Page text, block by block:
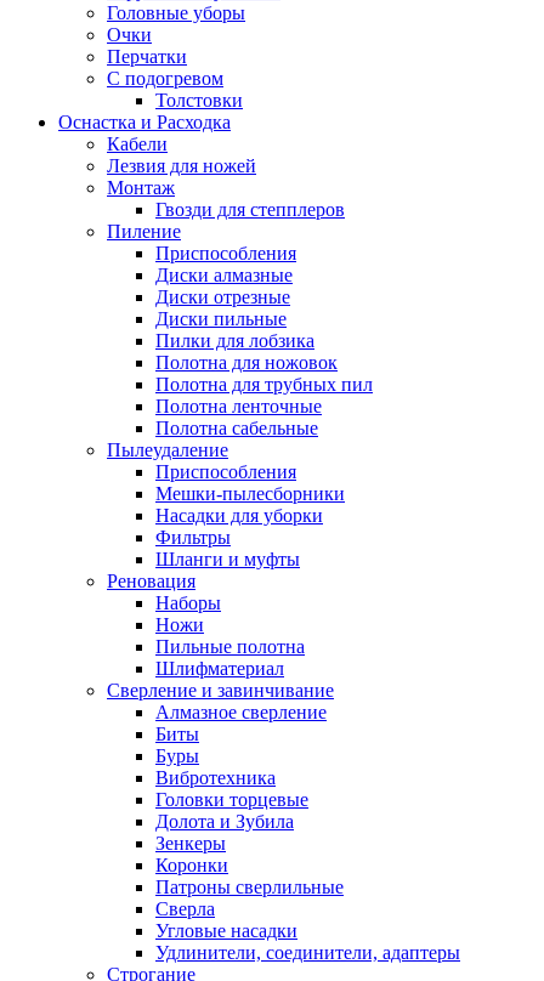
Головные уборы
Очки
Перчатки
С подогревом
Толстовки
Оснастка и Расходка
Кабели
Лезвия для ножей
Монтаж
Гвозди для степплеров
Пиление
Приспособления
Диски алмазные
Диски отрезные
Диски пильные
Пилки для лобзика
Полотна для ножовок
Полотна для трубных пил
Полотна ленточные
Полотна сабельные
Пылеудаление
Приспособления
Мешки-пылесборники
Насадки для уборки
Фильтры
Шланги и муфты
Реновация
Наборы
Ножи
Пильные полотна
Шлифматериал
Сверление и завинчивание
Алмазное сверление
Биты
Буры
Вибротехника
Головки торцевые
Долота и Зубила
Зенкеры
Коронки
Патроны сверлильные
Сверла
Угловые насадки
Удлинители, соединители, адаптеры
Строгание